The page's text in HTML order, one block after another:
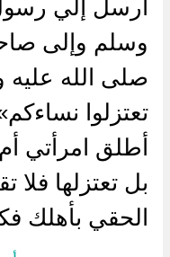
أرسل إلي
وسلم وإلى
صلى الله عليه
تعتزلوا
أطلق امرأتي
بل تعتزلها فلا
الحقي بأهلك